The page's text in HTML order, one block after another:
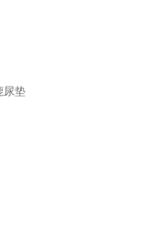
尿垫